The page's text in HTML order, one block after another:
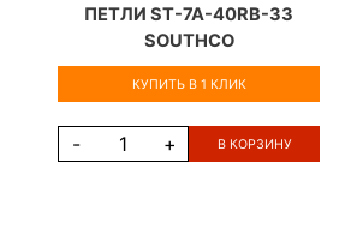
ПЕТЛИ ST-7A-40RB-33
SOUTHCO
КУПИТЬ В 1 КЛИК
- + В КОРЗИНУ